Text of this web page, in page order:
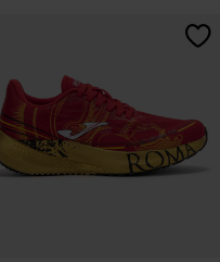
3,7 sobre 5 de valoración de